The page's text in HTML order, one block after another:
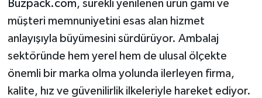
Buzpack.com, sürekli yenilenen ürün gamı ve
müşteri memnuniyetini esas alan hizmet
anlayışıyla büyümesini sürdürüyor. Ambalaj
sektöründe hem yerel hem de ulusal ölçekte
önemli bir marka olma yolunda ilerleyen firma,
kalite, hız ve güvenilirlik ilkeleriyle hareket ediyor.